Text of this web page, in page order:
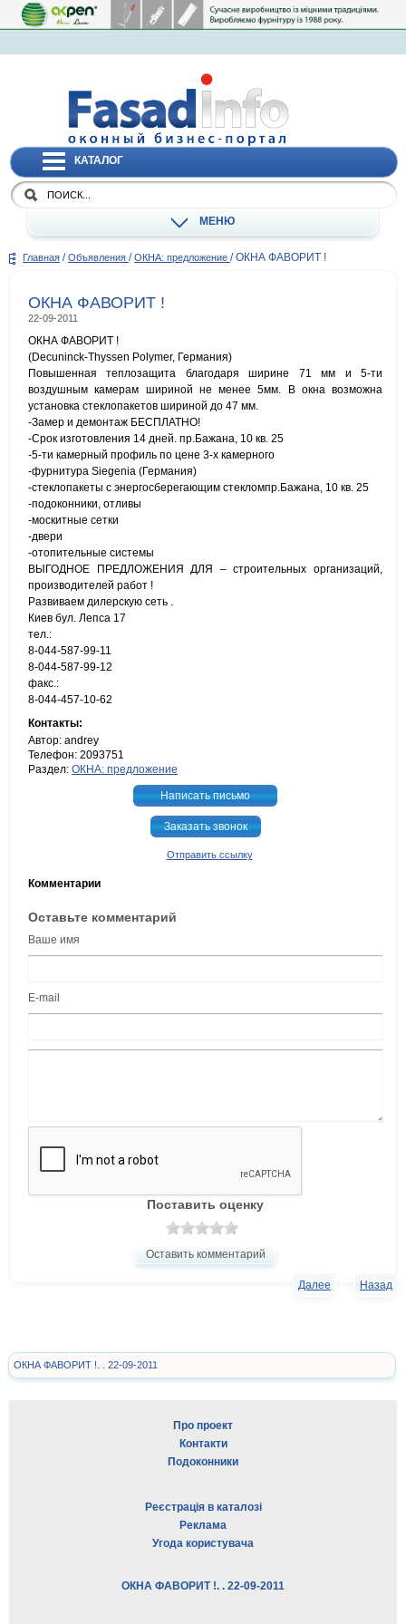
КАТАЛОГ
МЕНЮ
Главная / Объявления / ОКНА: предложение / ОКНА ФАВОРИТ !
ОКНА ФАВОРИТ !
22-09-2011
ОКНА ФАВОРИТ !
(Decuninck-Thyssen Polymer, Германия)
Повышенная теплозащита благодаря ширине 71 мм и 5-ти
воздушным камерам шириной не менее 5мм. В окна возможна
установка стеклопакетов шириной до 47 мм.
-Замер и демонтаж БЕСПЛАТНО!
-Срок изготовления 14 дней. пр.Бажана, 10 кв. 25
-5-ти камерный профиль по цене 3-х камерного
-фурнитура Siegenia (Германия)
-стеклопакеты с энергосберегающим стекломпр.Бажана, 10 кв. 25
-подоконники, отливы
-москитные сетки
-двери
-отопительные системы
ВЫГОДНОЕ ПРЕДЛОЖЕНИЯ ДЛЯ – строительных организаций,
производителей работ !
Развиваем дилерскую сеть .
Киев бул. Лепса 17
тел.:
8-044-587-99-11
8-044-587-99-12
факс.:
8-044-457-10-62
Контакты:
Автор: andrey
Телефон: 2093751
Раздел: ОКНА: предложение
Написать письмо
Заказать звонок
Отправить ссылку
Комментарии
Оставьте комментарий
Ваше имя
E-mail
Поставить оценку
Оставить комментарий
Назад
Далее
ОКНА ФАВОРИТ !. . 22-09-2011
Про проект
Контакти
Подоконники
Реєстрація в каталозі
Реклама
Угода користувача
ОКНА ФАВОРИТ !. . 22-09-2011